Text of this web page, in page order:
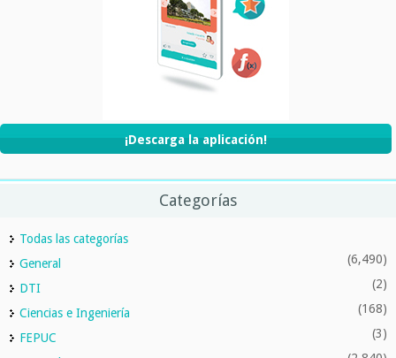
¡Descarga la aplicación!
Categorías
Todas las categorías
General
(6,490)
DTI (2)
Ciencias e Ingeniería (168)
FEPUC (3)